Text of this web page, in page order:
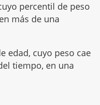
percentil de peso
más de una
edad, cuyo peso cae
tiempo, en una